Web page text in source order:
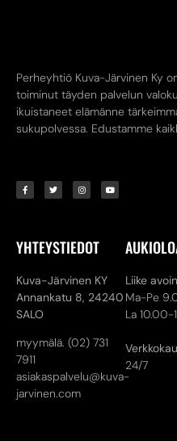
Perheyhtiö Kuva-Järvinen Ky
toiminut täyden palvelun
ikuistaneet elämänne
sukupolvessa. Edustamme
YHTEYSTIEDOT
Kuva-Järvinen KY
Annankatu 8, 24240
SALO
myymälä. (02) 731
7911
asiakaspalvelu@kuva-
jarvinen.com
Liike
Ma-Pe
La 10.00-
24/7